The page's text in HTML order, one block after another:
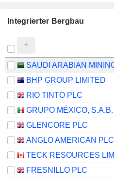
Integrierter Bergbau
BHP GROUP LIMITED
RIO TINTO PLC
GLENCORE PLC
ANGLO AMERICAN PLC
FRESNILLO PLC